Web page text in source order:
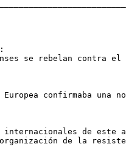
se rebelan contra el
confirmaba una
internacionales de este
de la